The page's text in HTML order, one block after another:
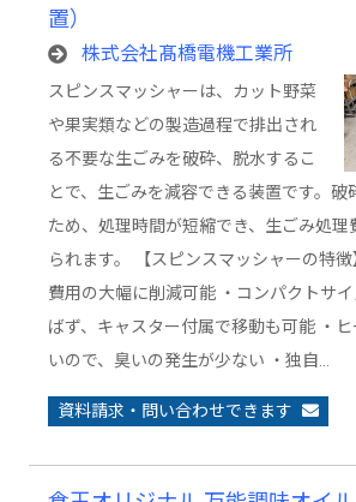
置）
株式会社髙橋電機工業所
スピンスマッシャーは、カット野菜
や果実類などの製造過程で排出され
る不要な生ごみを破砕、脱水するこ
とで、生ごみを減容できる装置です。破
ため、処理時間が短縮でき、生ごみ処理
られます。 【スピンスマッシャーの特
費用の大幅に削減可能 ・コンパクトサ
ばず、キャスター付属で移動も可能 ・
いので、臭いの発生が少ない ・独自…
資料請求・問い合わせできます